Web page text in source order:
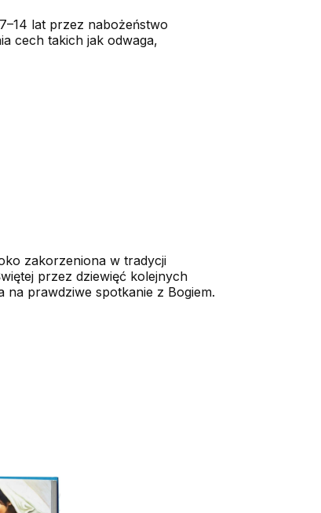
lat przez nabożeństwo
cech takich jak odwaga,
zakorzeniona w tradycji
przez dziewięć kolejnych
na prawdziwe spotkanie z Bogiem.